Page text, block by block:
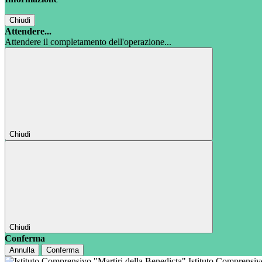
Chiudi
Attendere...
Attendere il completamento dell'operazione...
Chiudi
Chiudi
Conferma
Annulla Conferma